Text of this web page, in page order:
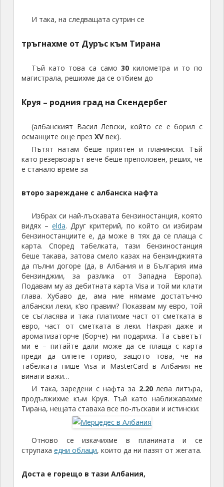
османците още презXVвек).
като резервоарът вече беше преполовен, реших, че
е станало време за
второ зареждане с албанска нафта
Избрах си най-лъскавата бензиностанция, която
видях –elda. Друг критерий, по който си избирам
бензиностанциите е, да може в тях да се плаща с
карта. Според табелката, тази бензиностанция
беше такава, затова смело казах на бензинджията
да пълни догоре (да, в Албания и в България има
Подавам му аз дебитната карта Visa и той ми клати
албански леки, к’во правим? Показвам му евро, той
се съгласява и така платихме част от сметката в
евро, част от сметката в леки. Накрая даже и
ароматизаторче (борче) ни подариха. Та съветът
ми е – питайте дали може да се плаща с карта
преди да сипете гориво, защото това, че на
табелката пише Visa и MasterCard в Албания не
винаги важи…
И така, заредени с нафта за2.20
лева литъра,
продължихме към Круя. Тъй като наближавахме
Тирана, нещата ставаха все по-лъскави и истински:
Отново се изкачихме в планината и се
струпахаедни облаци, които да ни пазят от жегата.
Доста е горещо в тази Албания,
препоръчвам наистина да се ходи там или през
май, или през септември, освен ако не сте отишли
Круя
има интересен нов